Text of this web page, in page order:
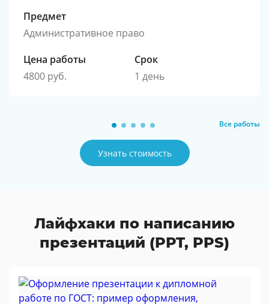
Предмет
Административное право
Цена работы
4800 руб.
Срок
1 день
Все работы
Узнать стоимость
Лайфхаки по написанию
презентаций (PPT, PPS)